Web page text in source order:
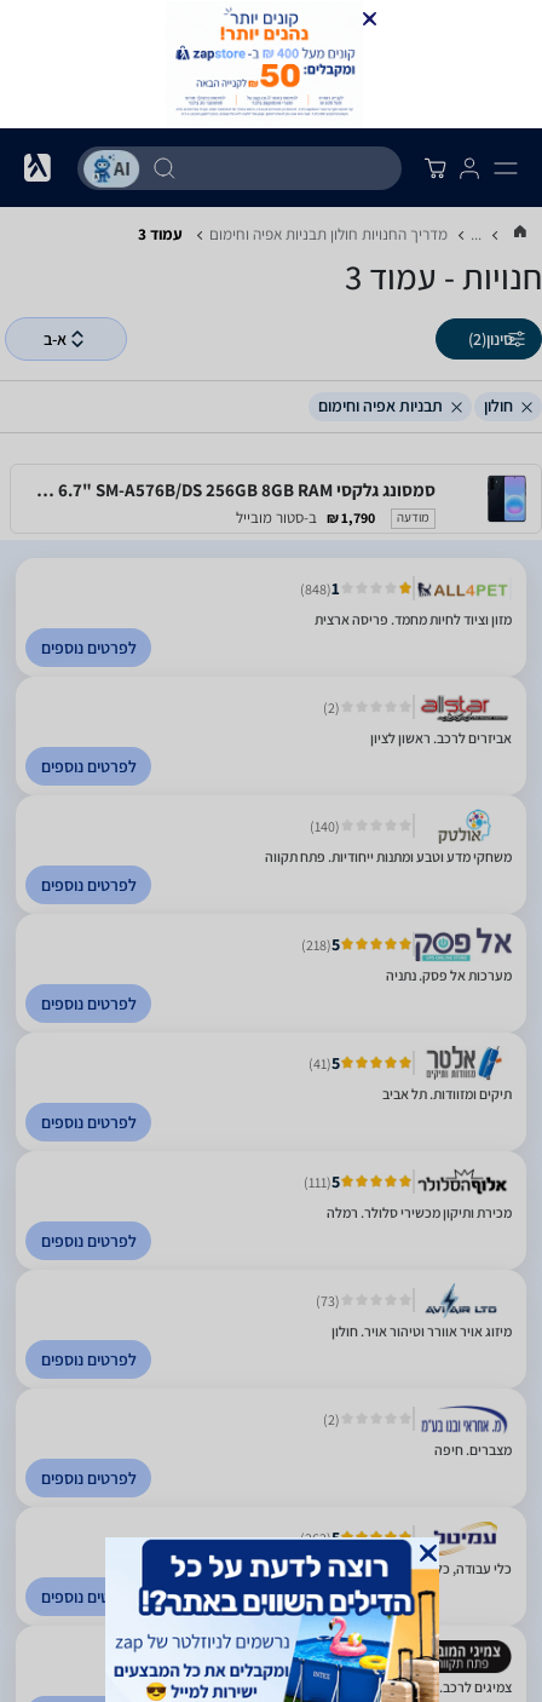
... מדריך החנויות ‏חולון ‏תבניות אפיה וחימום עמוד 3
חנויות - עמוד 3
סינון(2) א-ב
חולון תבניות אפיה וחימום
סמסונג גלקסי Samsung Galaxy A57 5G 6.7" SM-A576B/DS 256GB 8GB RAM
מודעה 1,790 ₪ ב-סטור מובייל
1
(848)
מזון וציוד לחיות מחמד. פריסה ארצית
לפרטים נוספים
(2)
אביזרים לרכב. ראשון לציון
לפרטים נוספים
(140)
משחקי מדע וטבע ומתנות ייחודיות. פתח תקווה
לפרטים נוספים
5
(218)
מערכות אל פסק. נתניה
לפרטים נוספים
5
(41)
תיקים ומזוודות. תל אביב
לפרטים נוספים
5
(111)
מכירת ותיקון מכשירי סלולר. רמלה
לפרטים נוספים
(73)
מיזוג אויר אוורר וטיהור אויר. חולון
לפרטים נוספים
(2)
מצברים. חיפה
לפרטים נוספים
5
(262)
כלי עבודה, כלי גינון, ציוד ניקיון. ראש העין
לפרטים נוספים
(10)
צמיגים לרכב. פתח תקווה